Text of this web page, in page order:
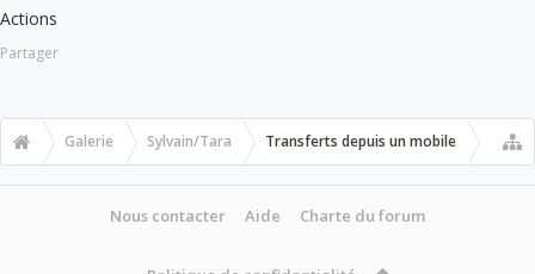
Actions
Partager
Galerie Sylvain/Tara Transferts depuis un mobile
Nous contacter Aide Charte du forum